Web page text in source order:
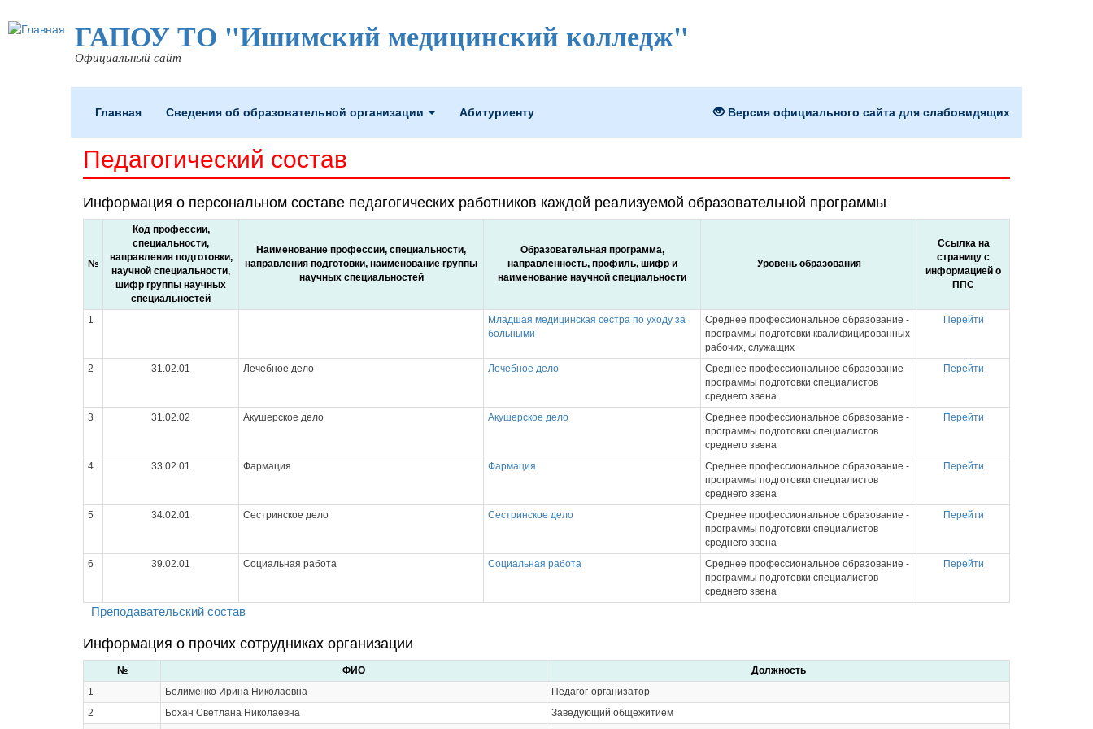
ГАПОУ ТО "Ишимский медицинский колледж"
Официальный сайт
Главная(current)Сведения об образовательной организации Абитуриенту Версия официального сайта для слабовидящих
Педагогический состав
Информация о персональном составе педагогических работников каждой реализуемой образовательной программы
№
Код профессии,
специальности,
направления подготовки,
научной специальности,
шифр группы научных
специальностей
Наименование профессии, специальности,
направления подготовки, наименование группы
научных специальностей
Образовательная программа,
направленность, профиль, шифр и
наименование научной специальности
Уровень образования
Ссылка на
страницу с
информацией о
ППС
1
Младшая медицинская сестра по уходу за
больными
Среднее профессиональное образование -
программы подготовки квалифицированных
рабочих, служащих
Перейти
2 31.02.01 Лечебное дело Лечебное дело
Среднее профессиональное образование -
программы подготовки специалистов
среднего звена
Перейти
3 31.02.02 Акушерское дело Акушерское дело
Среднее профессиональное образование -
программы подготовки специалистов
среднего звена
Перейти
4 33.02.01 Фармация Фармация
Среднее профессиональное образование -
программы подготовки специалистов
среднего звена
Перейти
5 34.02.01 Сестринское дело Сестринское дело
Среднее профессиональное образование -
программы подготовки специалистов
среднего звена
Перейти
6 39.02.01 Социальная работа Социальная работа
Среднее профессиональное образование -
программы подготовки специалистов
среднего звена
Перейти
Преподавательский состав
Информация о прочих сотрудниках организации
№ ФИО
Должность
1
Белименко Ирина Николаевна
Педагог-организатор
2
Бохан Светлана Николаевна
Заведующий общежитием